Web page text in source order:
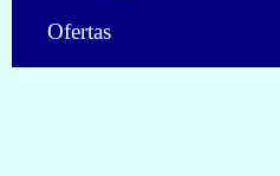
Ofertas